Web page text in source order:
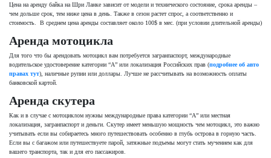
Цена на аренду байка на Шри Ланке зависит от модели и технического состояние, срока аренды –
чем дольше срок, тем ниже цена в день. Также в сезон растет спрос, а соответственно и
стоимость. В среднем цена аренды составляет около 100$ в мес. (при условии длительной аренды)
Аренда мотоцикла
Для того что бы арендовать мотоцикл вам потребуется загранпаспорт, международные
водительское удостоверение категории “A” или локализация Российских прав (подробнее об авто
правах тут), наличные рупии или доллары. Лучше не рассчитывать на возможность оплаты
банковской картой.
Аренда скутера
Как и в случае с мотоциклом нужны международные права категории “A” или местная
локализация, загранпаспорт и деньги. Скутер имеет меньшую мощность чем мотоцикл, это важно
учитывать если вы собираетесь много путешествовать особенно в глубь острова в горную часть.
Если вы с багажом или путешествуете парой, затяжные подъемы могут стать мучением как для
вашего транспорта, так и для его пассажиров.